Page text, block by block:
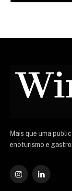
Mais que uma
enoturismo e
Instagram
O